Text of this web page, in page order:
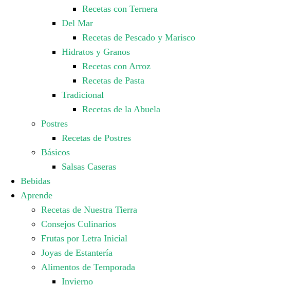
Recetas con Ternera
Del Mar
Recetas de Pescado y Marisco
Hidratos y Granos
Recetas con Arroz
Recetas de Pasta
Tradicional
Recetas de la Abuela
Postres
Recetas de Postres
Básicos
Salsas Caseras
Bebidas
Aprende
Recetas de Nuestra Tierra
Consejos Culinarios
Frutas por Letra Inicial
Joyas de Estantería
Alimentos de Temporada
Invierno